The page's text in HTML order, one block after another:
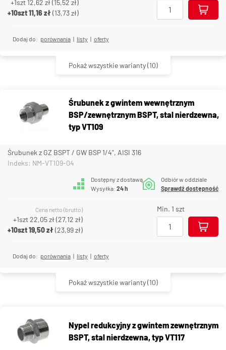
+1szt 12,62 zł(15,52 zł)
+10szt11,16 zł(13,73 zł)
Dodaj do: porównania | listy | oferty
Pokaż wszystkie warianty(10)
Śrubunek z gwintem wewnętrznym
BSP/zewnętrznym BSPT, stal nierdzewna,
typ VT109
Śrubunek z GZ BSPT / GW BSP 1/4", AISI 316
Indeks: NM-VT109-04
Dostępny z dostawą
Wysyłka: 24 h
Odbiór w oddziale
Sprawdź dostępność
Cena netto (brutto)
+1szt22,05 zł(27,12 zł)
+10szt19,50 zł(23,99 zł)
Min. 1 szt
Dodaj do: porównania | listy | oferty
Pokaż wszystkie warianty(10)
Nypel redukcyjny z gwintem zewnętrznym
BSPT, stal nierdzewna, typ VT117